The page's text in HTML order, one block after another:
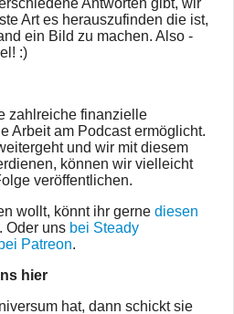
Antworten gibt, wir
Art es herauszufinden die ist,
ein Bild zu machen. Also -
:)
zahlreiche finanzielle
Arbeit am Podcast ermöglicht.
und wir mit diesem
können wir vielleicht
veröffentlichen.
wollt, könnt ihr gerne diesen
. Oder uns bei Steady
bei Patreon.
hier
hat, dann schickt sie